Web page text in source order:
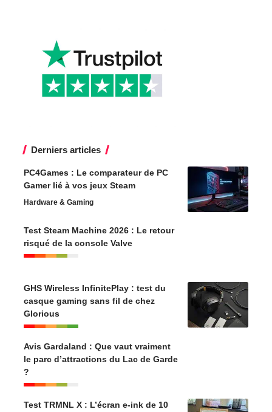
Derniers articles
PC4Games : Le comparateur de PC
Gamer lié à vos jeux Steam
Hardware & Gaming
Test Steam Machine 2026 : Le retour
risqué de la console Valve
GHS Wireless InfinitePlay : test du
casque gaming sans fil de chez
Glorious
Avis Gardaland : Que vaut vraiment
le parc d’attractions du Lac de Garde
?
Test TRMNL X : L’écran e-ink de 10